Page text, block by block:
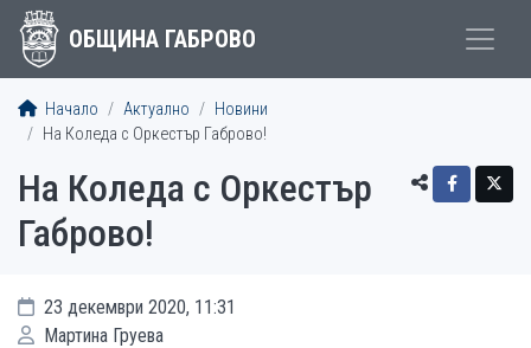
ОБЩИНА ГАБРОВО
Начало Актуално
Новини
На Коледа с Оркестър Габрово!
На Коледа с Оркестър
Габрово!
23 декември 2020, 11:31
Мартина Груева